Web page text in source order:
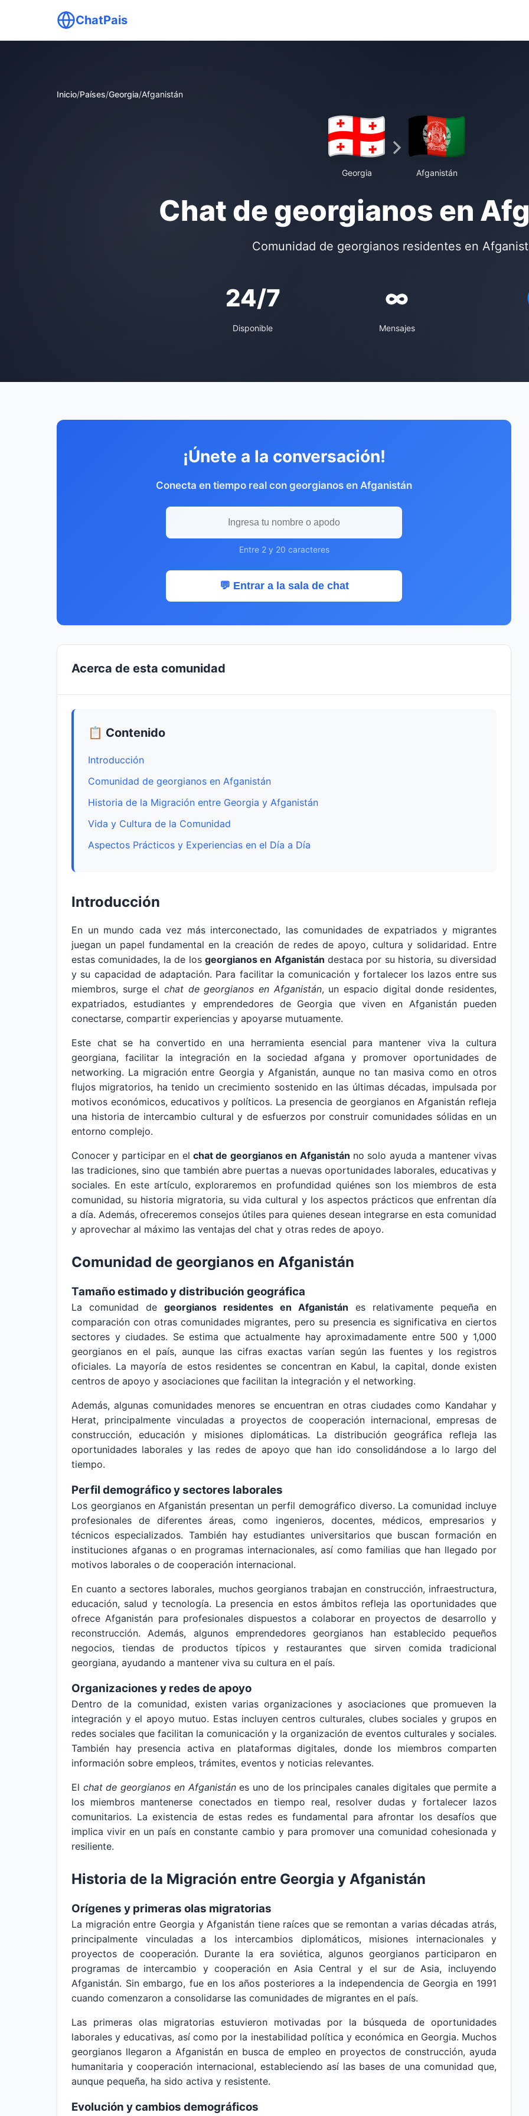
ChatPais
Inicio/Países/Georgia/Afganistán
Georgia Afganistán
Chat de georgianos en
Comunidad de georgianos residentes en
24/7
Disponible
∞
Mensajes
¡Únete a la conversación!
Conecta en tiempo real con georgianos en Afganistán
Entre 2 y 20 caracteres
💬 Entrar a la sala de chat
Acerca de esta comunidad
📋 Contenido
Introducción
Comunidad de georgianos en Afganistán
Historia de la Migración entre Georgia y Afganistán
Vida y Cultura de la Comunidad
Aspectos Prácticos y Experiencias en el Día a Día
Introducción
En un mundo cada vez más interconectado, las comunidades de expatriados y migrantes
juegan un papel fundamental en la creación de redes de apoyo, cultura y solidaridad. Entre
estas comunidades, la de los georgianos en Afganistán destaca por su historia, su diversidad
y su capacidad de adaptación. Para facilitar la comunicación y fortalecer los lazos entre sus
miembros, surge el chat de georgianos en Afganistán, un espacio digital donde residentes,
expatriados, estudiantes y emprendedores de Georgia que viven en Afganistán pueden
conectarse, compartir experiencias y apoyarse mutuamente.
Este chat se ha convertido en una herramienta esencial para mantener viva la cultura
georgiana, facilitar la integración en la sociedad afgana y promover oportunidades de
networking. La migración entre Georgia y Afganistán, aunque no tan masiva como en otros
flujos migratorios, ha tenido un crecimiento sostenido en las últimas décadas, impulsada por
motivos económicos, educativos y políticos. La presencia de georgianos en Afganistán refleja
una historia de intercambio cultural y de esfuerzos por construir comunidades sólidas en un
entorno complejo.
Conocer y participar en el chat de georgianos en Afganistán no solo ayuda a mantener vivas
las tradiciones, sino que también abre puertas a nuevas oportunidades laborales, educativas y
sociales. En este artículo, exploraremos en profundidad quiénes son los miembros de esta
comunidad, su historia migratoria, su vida cultural y los aspectos prácticos que enfrentan día
a día. Además, ofreceremos consejos útiles para quienes desean integrarse en esta comunidad
y aprovechar al máximo las ventajas del chat y otras redes de apoyo.
Comunidad de georgianos en Afganistán
Tamaño estimado y distribución geográfica
La comunidad de georgianos residentes en Afganistán es relativamente pequeña en
comparación con otras comunidades migrantes, pero su presencia es significativa en ciertos
sectores y ciudades. Se estima que actualmente hay aproximadamente entre 500 y 1,000
georgianos en el país, aunque las cifras exactas varían según las fuentes y los registros
oficiales. La mayoría de estos residentes se concentran en Kabul, la capital, donde existen
centros de apoyo y asociaciones que facilitan la integración y el networking.
Además, algunas comunidades menores se encuentran en otras ciudades como Kandahar y
Herat, principalmente vinculadas a proyectos de cooperación internacional, empresas de
construcción, educación y misiones diplomáticas. La distribución geográfica refleja las
oportunidades laborales y las redes de apoyo que han ido consolidándose a lo largo del
tiempo.
Perfil demográfico y sectores laborales
Los georgianos en Afganistán presentan un perfil demográfico diverso. La comunidad incluye
profesionales de diferentes áreas, como ingenieros, docentes, médicos, empresarios y
técnicos especializados. También hay estudiantes universitarios que buscan formación en
instituciones afganas o en programas internacionales, así como familias que han llegado por
motivos laborales o de cooperación internacional.
En cuanto a sectores laborales, muchos georgianos trabajan en construcción, infraestructura,
educación, salud y tecnología. La presencia en estos ámbitos refleja las oportunidades que
ofrece Afganistán para profesionales dispuestos a colaborar en proyectos de desarrollo y
reconstrucción. Además, algunos emprendedores georgianos han establecido pequeños
negocios, tiendas de productos típicos y restaurantes que sirven comida tradicional
georgiana, ayudando a mantener viva su cultura en el país.
Organizaciones y redes de apoyo
Dentro de la comunidad, existen varias organizaciones y asociaciones que promueven la
integración y el apoyo mutuo. Estas incluyen centros culturales, clubes sociales y grupos en
redes sociales que facilitan la comunicación y la organización de eventos culturales y sociales.
También hay presencia activa en plataformas digitales, donde los miembros comparten
información sobre empleos, trámites, eventos y noticias relevantes.
El chat de georgianos en Afganistánes uno de los principales canales digitales que permite a
los miembros mantenerse conectados en tiempo real, resolver dudas y fortalecer lazos
comunitarios. La existencia de estas redes es fundamental para afrontar los desafíos que
implica vivir en un país en constante cambio y para promover una comunidad cohesionada y
resiliente.
Historia de la Migración entre Georgia y Afganistán
Orígenes y primeras olas migratorias
La migración entre Georgia y Afganistán tiene raíces que se remontan a varias décadas atrás,
principalmente vinculadas a los intercambios diplomáticos, misiones internacionales y
proyectos de cooperación. Durante la era soviética, algunos georgianos participaron en
programas de intercambio y cooperación en Asia Central y el sur de Asia, incluyendo
Afganistán. Sin embargo, fue en los años posteriores a la independencia de Georgia en 1991
cuando comenzaron a consolidarse las comunidades de migrantes en el país.
Las primeras olas migratorias estuvieron motivadas por la búsqueda de oportunidades
laborales y educativas, así como por la inestabilidad política y económica en Georgia. Muchos
georgianos llegaron a Afganistán en busca de empleo en proyectos de construcción, ayuda
humanitaria y cooperación internacional, estableciendo así las bases de una comunidad que,
aunque pequeña, ha sido activa y resistente.
Evolución y cambios demográficos